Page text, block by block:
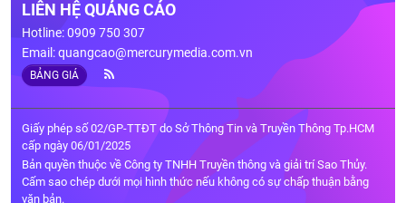
LIÊN HỆ QUẢNG CÁO
Hotline: 0909 750 307
Email:quangcao@mercurymedia.com.vn
BẢNG GIÁ
Giấy phép số 02/GP-TTĐT do Sở Thông Tin và Truyền Thông Tp.HCM
cấp ngày 06/01/2025
Bản quyền thuộc về Công ty TNHH Truyền thông và giải trí Sao Thủy.
Cấm sao chép dưới mọi hình thức nếu không có sự chấp thuận bằng
văn bản.